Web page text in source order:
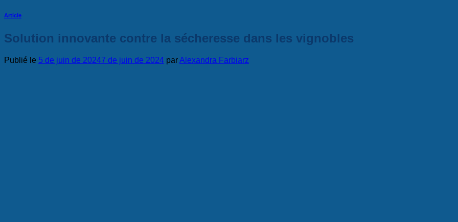
Article
Solution innovante contre la sécheresse dans les vignobles
Publié le 5 de juin de 20247 de juin de 2024 parAlexandra Farbiarz